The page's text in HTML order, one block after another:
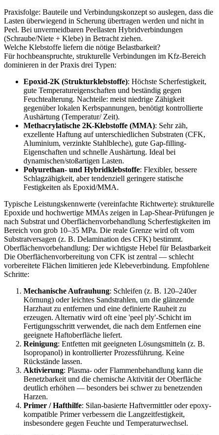
Praxisfolge: Bauteile und Verbindungskonzept so auslegen, dass die
Lasten überwiegend in Scherung übertragen werden und nicht in
Peel. Bei unvermeidbaren Peellasten Hybridverbindungen
(Schraube/Niete + Klebe) in Betracht ziehen.
Welche Klebstoffe liefern die nötige Belastbarkeit?
Für hochbeanspruchte, strukturelle Verbindungen im Kfz-Bereich
dominieren in der Praxis drei Typen:
Epoxid-2K (Strukturklebstoffe): Höchste Scherfestigkeit,
gute Temperatureigenschaften und beständig gegen
Feuchtealterung. Nachteile: meist niedrige Zähigkeit
gegenüber lokalen Kerbspannungen, benötigt kontrollierte
Aushärtung (Temperatur/ Zeit).
Methacrylatische 2K-Klebstoffe (MMA): Sehr zäh,
exzellente Haftung auf unterschiedlichen Substraten (CFK,
Aluminium, verzinkte Stahlbleche), gute Gap-filling-
Eigenschaften und schnelle Aushärtung. Ideal bei
dynamischen/stoßartigen Lasten.
Polyurethan- und Hybridklebstoffe: Flexibler, bessere
Schlagzähigkeit, aber tendenziell geringere statische
Festigkeiten als Epoxid/MMA.
Typische Leistungskennwerte (vereinfachte Richtwerte): strukturelle
Epoxide und hochwertige MMAs zeigen in Lap-Shear-Prüfungen je
nach Substrat und Oberflächenvorbehandlung Scherfestigkeiten im
Bereich von grob 10–35 MPa. Die reale Grenze wird oft vom
Substratversagen (z. B. Delamination des CFK) bestimmt.
Oberflächenvorbehandlung: Der wichtigste Hebel für Belastbarkeit
Die Oberflächenvorbereitung von CFK ist zentral — schlecht
vorbereitete Flächen limitieren jede Klebeverbindung. Empfohlene
Schritte:
Mechanische Aufrauhung: Schleifen (z. B. 120–240er
Körnung) oder leichtes Sandstrahlen, um die glänzende
Harzhaut zu entfernen und eine definierte Rauheit zu
erzeugen. Alternativ wird oft eine 'peel ply'-Schicht im
Fertigungsschritt verwendet, die nach dem Entfernen eine
geeignete Haftoberfläche liefert.
Reinigung: Entfetten mit geeigneten Lösungsmitteln (z. B.
Isopropanol) in kontrollierter Prozessführung. Keine
Rückstände lassen.
Aktivierung: Plasma- oder Flammenbehandlung kann die
Benetzbarkeit und die chemische Aktivität der Oberfläche
deutlich erhöhen — besonders bei schwer zu benetzenden
Harzen.
Primer / Hafthilfe: Silan-basierte Haftvermittler oder epoxy-
kompatible Primer verbessern die Langzeitfestigkeit,
insbesondere gegen Feuchte und Temperaturwechsel.